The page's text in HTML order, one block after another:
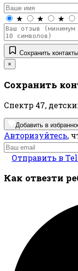
★ ★ ★
Сохранить контакты
×
Сохранить
Спектр 47,
Добавить в
Авторизуйтесь,
Отправить в
Как отвезти